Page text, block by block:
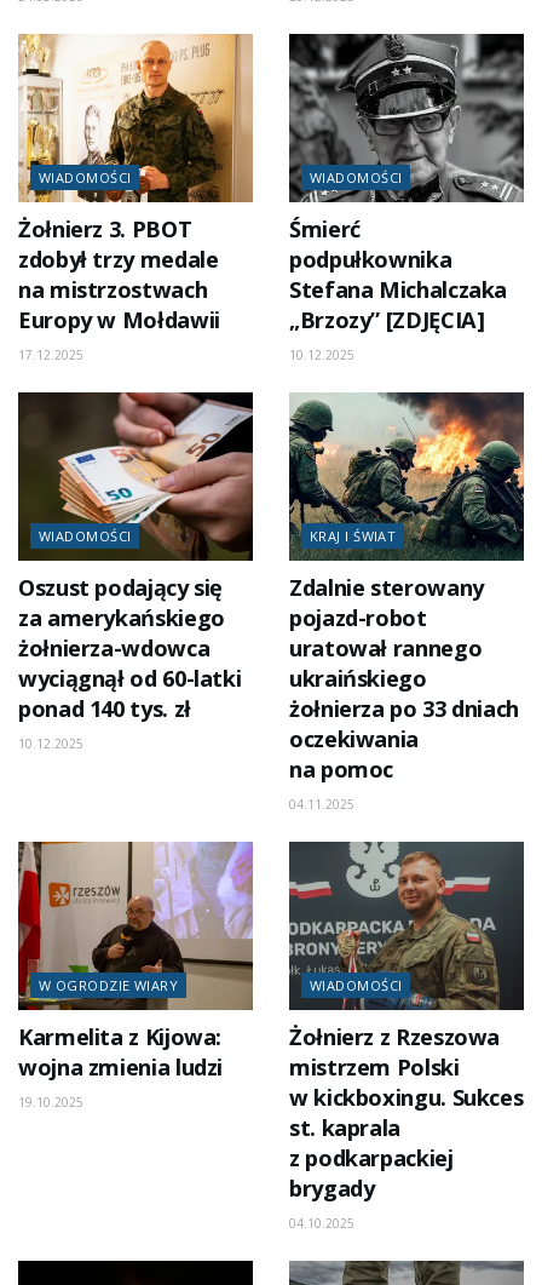
WIADOMOŚCI
Żołnierz 3. PBOT
zdobył trzy medale
na mistrzostwach
Europy w Mołdawii
17.12.2025
WIADOMOŚCI
Śmierć
podpułkownika
Stefana Michalczaka
„Brzozy” [ZDJĘCIA]
10.12.2025
WIADOMOŚCI
Oszust podający się
za amerykańskiego
żołnierza-wdowca
wyciągnął od 60-latki
ponad 140 tys. zł
10.12.2025
KRAJ I ŚWIAT
Zdalnie sterowany
pojazd-robot
uratował rannego
ukraińskiego
żołnierza po 33 dniach
oczekiwania
na pomoc
04.11.2025
W OGRODZIE WIARY
Karmelita z Kijowa:
wojna zmienia ludzi
19.10.2025
WIADOMOŚCI
Żołnierz z Rzeszowa
mistrzem Polski
w kickboxingu. Sukces
st. kaprala
z podkarpackiej
brygady
04.10.2025